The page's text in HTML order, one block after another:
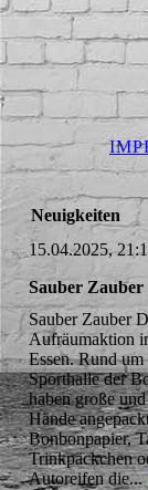
Neuigkeiten
15.04.2025,
Sauber Zauber
Sauber Zauber
Aufräumaktion
Essen. Rund um
Sporthalle der
haben große
Hände
Bonbonpapier,
Trinkpäckchen
Autoreifen